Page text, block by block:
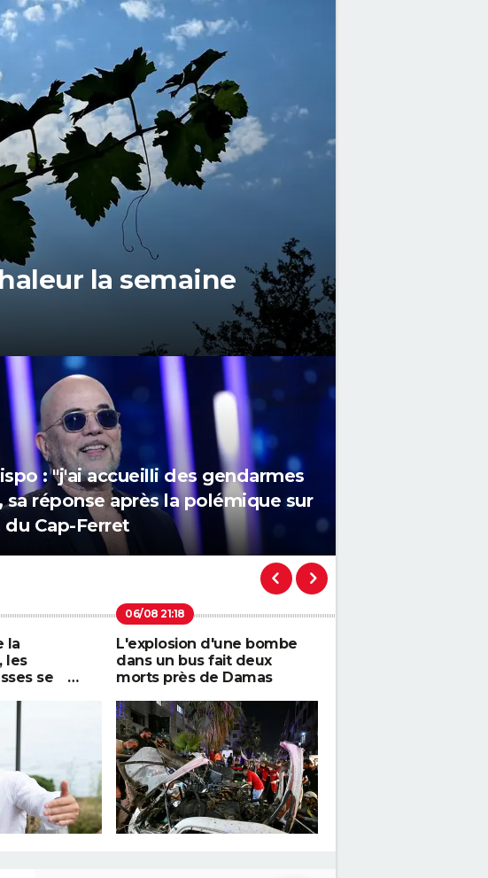
la semaine
: "j'ai accueilli des gendarmes
sa réponse après la polémique sur
du Cap-Ferret
la
les
se
L'explosion d'une bombe
dans un bus fait deux
morts près de Damas